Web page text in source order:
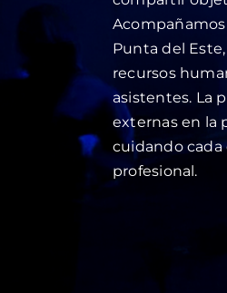
Punta del
recursos
asistentes. La
externas en la
cuidando cada
profesional.